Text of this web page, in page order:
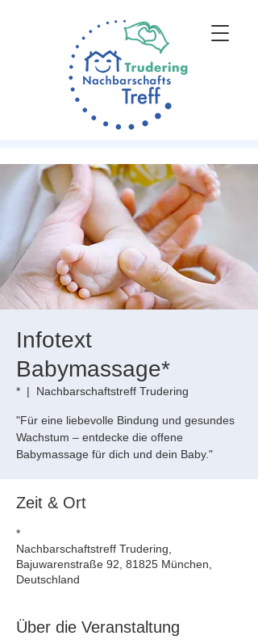
Infotext
Babymassage*
*
  |
Nachbarschaftstreff Trudering
"Für eine liebevolle Bindung und gesundes
Wachstum – entdecke die offene
Babymassage für dich und dein Baby."
Zeit & Ort
*
Nachbarschaftstreff Trudering,
Bajuwarenstraße 92, 81825 München,
Deutschland
Über die Veranstaltung